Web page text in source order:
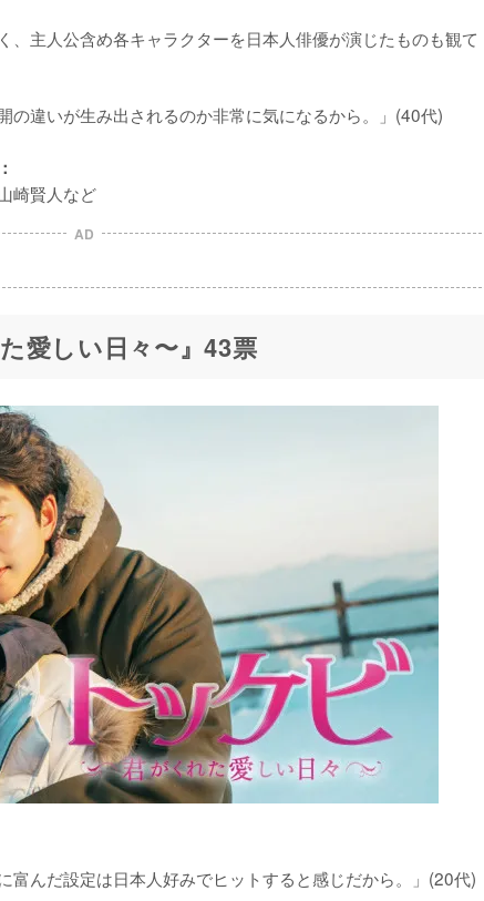
、主人公含め各キャラクターを日本人俳優が演じたものも観て
の違いが生み出されるのか非常に気になるから。」(40代)
崎賢人など
AD
愛しい日々〜』43票
富んだ設定は日本人好みでヒットすると感じだから。」(20代)